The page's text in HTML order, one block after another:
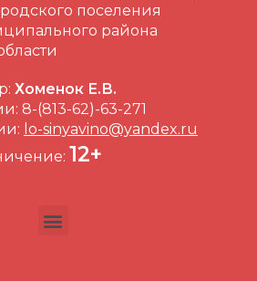
поселения
района
Хоменок Е.В.
8-(813-62)-63-271
lo-sinyavino@yandex.ru
12+